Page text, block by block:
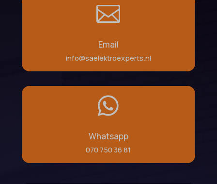

Email
info@saelektroexperts.nl

Whatsapp
070 750 36 81